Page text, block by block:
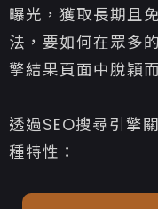
曝光，獲取長期且
法，要如何在眾多
擎結果頁面中脫穎
透過SEO搜尋引擎
種特性：